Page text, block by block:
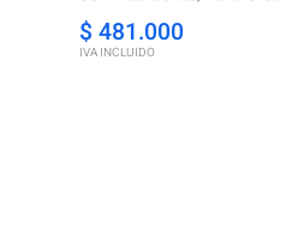
$ 481.000
IVA INCLUIDO